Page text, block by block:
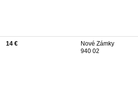
14 €
Nové Zámky
940 02